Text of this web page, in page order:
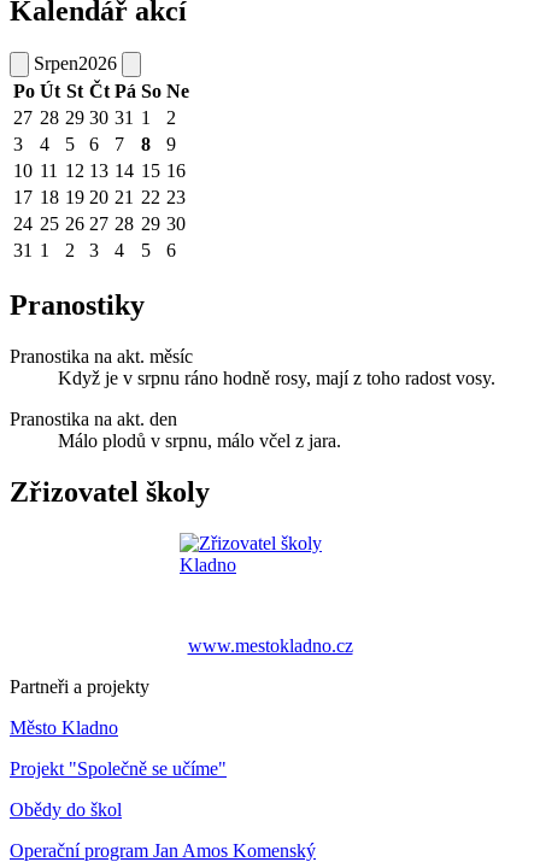
Kalendář akcí
Srpen2026
Po Út St Čt Pá So Ne
27 28 29 30 31 1
2
3
4 5 6 7 8
9
10 11 12 13 14 15 16
17 18 19 20 21 22 23
24 25 26 27 28 29 30
31 1 2 3 4 5 6
Pranostiky
Pranostika na akt. měsíc
Když je v srpnu ráno hodně rosy, mají z toho radost vosy.
Pranostika na akt. den
Málo plodů v srpnu, málo včel z jara.
Zřizovatel školy
www.mestokladno.cz
Partneři a projekty
Město Kladno
Projekt "Společně se učíme"
Obědy do škol
Operační program Jan Amos Komenský